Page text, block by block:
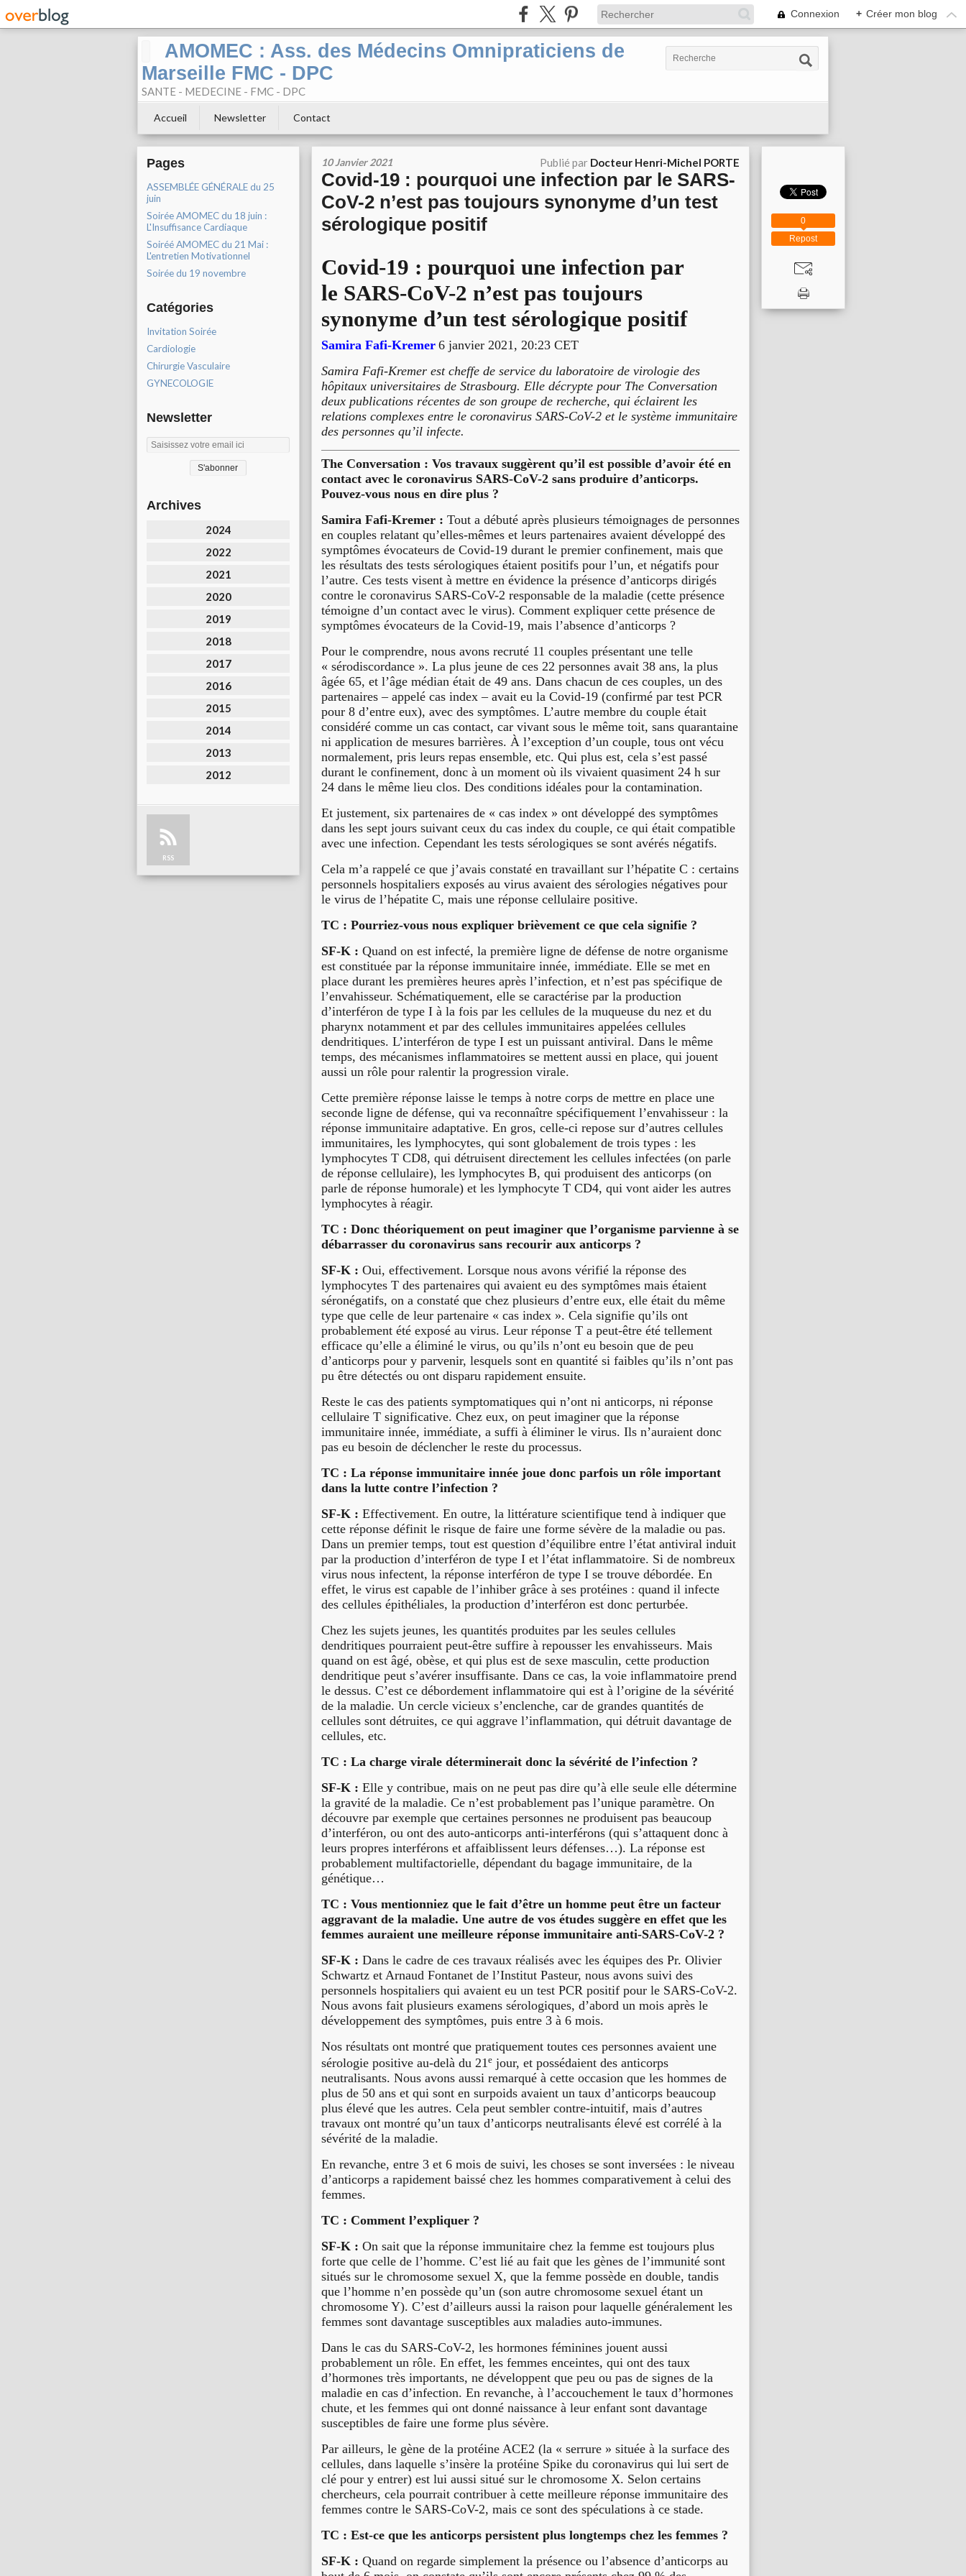
Connexion + Créer mon blog
AMOMEC : Ass. des Médecins Omnipraticiens de
Marseille FMC - DPC
SANTE - MEDECINE - FMC - DPC
Accueil Newsletter Contact
Pages
ASSEMBLÉE GÉNÉRALE du 25
juin
Soirée AMOMEC du 18 juin :
L'Insuffisance Cardiaque
Soiréé AMOMEC du 21 Mai :
L'entretien Motivationnel
Soirée du 19 novembre
Catégories
Invitation Soirée
Cardiologie
Chirurgie Vasculaire
GYNECOLOGIE
Newsletter
Archives
2024
2022
2021
2020
2019
2018
2017
2016
2015
2014
2013
2012
RSS
10 Janvier 2021 Publié par Docteur Henri-Michel PORTE
Covid-19 : pourquoi une infection par le SARS-
CoV-2 n’est pas toujours synonyme d’un test
sérologique positif
Covid-19 : pourquoi une infection par
le SARS-CoV-2 n’est pas toujours
synonyme d’un test sérologique positif
Samira Fafi-Kremer 6 janvier 2021, 20:23 CET
Samira Fafi-Kremer est cheffe de service du laboratoire de virologie des
hôpitaux universitaires de Strasbourg. Elle décrypte pour The Conversation
deux publications récentes de son groupe de recherche, qui éclairent les
relations complexes entre le coronavirus SARS-CoV-2 et le système immunitaire
des personnes qu’il infecte.
The Conversation : Vos travaux suggèrent qu’il est possible d’avoir été en
contact avec le coronavirus SARS-CoV-2 sans produire d’anticorps.
Pouvez-vous nous en dire plus ?
Samira Fafi-Kremer : Tout a débuté après plusieurs témoignages de personnes
en couples relatant qu’elles-mêmes et leurs partenaires avaient développé des
symptômes évocateurs de Covid-19 durant le premier confinement, mais que
les résultats des tests sérologiques étaient positifs pour l’un, et négatifs pour
l’autre. Ces tests visent à mettre en évidence la présence d’anticorps dirigés
contre le coronavirus SARS-CoV-2 responsable de la maladie (cette présence
témoigne d’un contact avec le virus). Comment expliquer cette présence de
symptômes évocateurs de la Covid-19, mais l’absence d’anticorps ?
Pour le comprendre, nous avons recruté 11 couples présentant une telle
« sérodiscordance ». La plus jeune de ces 22 personnes avait 38 ans, la plus
âgée 65, et l’âge médian était de 49 ans. Dans chacun de ces couples, un des
partenaires – appelé cas index – avait eu la Covid-19 (confirmé par test PCR
pour 8 d’entre eux), avec des symptômes. L’autre membre du couple était
considéré comme un cas contact, car vivant sous le même toit, sans quarantaine
ni application de mesures barrières. À l’exception d’un couple, tous ont vécu
normalement, pris leurs repas ensemble, etc. Qui plus est, cela s’est passé
durant le confinement, donc à un moment où ils vivaient quasiment 24 h sur
24 dans le même lieu clos. Des conditions idéales pour la contamination.
Et justement, six partenaires de « cas index » ont développé des symptômes
dans les sept jours suivant ceux du cas index du couple, ce qui était compatible
avec une infection. Cependant les tests sérologiques se sont avérés négatifs.
Cela m’a rappelé ce que j’avais constaté en travaillant sur l’hépatite C : certains
personnels hospitaliers exposés au virus avaient des sérologies négatives pour
le virus de l’hépatite C, mais une réponse cellulaire positive.
TC : Pourriez-vous nous expliquer brièvement ce que cela signifie ?
SF-K : Quand on est infecté, la première ligne de défense de notre organisme
est constituée par la réponse immunitaire innée, immédiate. Elle se met en
place durant les premières heures après l’infection, et n’est pas spécifique de
l’envahisseur. Schématiquement, elle se caractérise par la production
d’interféron de type I à la fois par les cellules de la muqueuse du nez et du
pharynx notamment et par des cellules immunitaires appelées cellules
dendritiques. L’interféron de type I est un puissant antiviral. Dans le même
temps, des mécanismes inflammatoires se mettent aussi en place, qui jouent
aussi un rôle pour ralentir la progression virale.
Cette première réponse laisse le temps à notre corps de mettre en place une
seconde ligne de défense, qui va reconnaître spécifiquement l’envahisseur : la
réponse immunitaire adaptative. En gros, celle-ci repose sur d’autres cellules
immunitaires, les lymphocytes, qui sont globalement de trois types : les
lymphocytes T CD8, qui détruisent directement les cellules infectées (on parle
de réponse cellulaire), les lymphocytes B, qui produisent des anticorps (on
parle de réponse humorale) et les lymphocyte T CD4, qui vont aider les autres
lymphocytes à réagir.
TC : Donc théoriquement on peut imaginer que l’organisme parvienne à se
débarrasser du coronavirus sans recourir aux anticorps ?
SF-K : Oui, effectivement. Lorsque nous avons vérifié la réponse des
lymphocytes T des partenaires qui avaient eu des symptômes mais étaient
séronégatifs, on a constaté que chez plusieurs d’entre eux, elle était du même
type que celle de leur partenaire « cas index ». Cela signifie qu’ils ont
probablement été exposé au virus. Leur réponse T a peut-être été tellement
efficace qu’elle a éliminé le virus, ou qu’ils n’ont eu besoin que de peu
d’anticorps pour y parvenir, lesquels sont en quantité si faibles qu’ils n’ont pas
pu être détectés ou ont disparu rapidement ensuite.
Reste le cas des patients symptomatiques qui n’ont ni anticorps, ni réponse
cellulaire T significative. Chez eux, on peut imaginer que la réponse
immunitaire innée, immédiate, a suffi à éliminer le virus. Ils n’auraient donc
pas eu besoin de déclencher le reste du processus.
TC : La réponse immunitaire innée joue donc parfois un rôle important
dans la lutte contre l’infection ?
SF-K : Effectivement. En outre, la littérature scientifique tend à indiquer que
cette réponse définit le risque de faire une forme sévère de la maladie ou pas.
Dans un premier temps, tout est question d’équilibre entre l’état antiviral induit
par la production d’interféron de type I et l’état inflammatoire. Si de nombreux
virus nous infectent, la réponse interféron de type I se trouve débordée. En
effet, le virus est capable de l’inhiber grâce à ses protéines : quand il infecte
des cellules épithéliales, la production d’interféron est donc perturbée.
Chez les sujets jeunes, les quantités produites par les seules cellules
dendritiques pourraient peut-être suffire à repousser les envahisseurs. Mais
quand on est âgé, obèse, et qui plus est de sexe masculin, cette production
dendritique peut s’avérer insuffisante. Dans ce cas, la voie inflammatoire prend
le dessus. C’est ce débordement inflammatoire qui est à l’origine de la sévérité
de la maladie. Un cercle vicieux s’enclenche, car de grandes quantités de
cellules sont détruites, ce qui aggrave l’inflammation, qui détruit davantage de
cellules, etc.
TC : La charge virale déterminerait donc la sévérité de l’infection ?
SF-K : Elle y contribue, mais on ne peut pas dire qu’à elle seule elle détermine
la gravité de la maladie. Ce n’est probablement pas l’unique paramètre. On
découvre par exemple que certaines personnes ne produisent pas beaucoup
d’interféron, ou ont des auto-anticorps anti-interférons (qui s’attaquent donc à
leurs propres interférons et affaiblissent leurs défenses…). La réponse est
probablement multifactorielle, dépendant du bagage immunitaire, de la
génétique…
TC : Vous mentionniez que le fait d’être un homme peut être un facteur
aggravant de la maladie. Une autre de vos études suggère en effet que les
femmes auraient une meilleure réponse immunitaire anti-SARS-CoV-2 ?
SF-K : Dans le cadre de ces travaux réalisés avec les équipes des Pr. Olivier
Schwartz et Arnaud Fontanet de l’Institut Pasteur, nous avons suivi des
personnels hospitaliers qui avaient eu un test PCR positif pour le SARS-CoV-2.
Nous avons fait plusieurs examens sérologiques, d’abord un mois après le
développement des symptômes, puis entre 3 à 6 mois.
Nos résultats ont montré que pratiquement toutes ces personnes avaient une
sérologie positive au-delà du 21e jour, et possédaient des anticorps
neutralisants. Nous avons aussi remarqué à cette occasion que les hommes de
plus de 50 ans et qui sont en surpoids avaient un taux d’anticorps beaucoup
plus élevé que les autres. Cela peut sembler contre-intuitif, mais d’autres
travaux ont montré qu’un taux d’anticorps neutralisants élevé est corrélé à la
sévérité de la maladie.
En revanche, entre 3 et 6 mois de suivi, les choses se sont inversées : le niveau
d’anticorps a rapidement baissé chez les hommes comparativement à celui des
femmes.
TC : Comment l’expliquer ?
SF-K : On sait que la réponse immunitaire chez la femme est toujours plus
forte que celle de l’homme. C’est lié au fait que les gènes de l’immunité sont
situés sur le chromosome sexuel X, que la femme possède en double, tandis
que l’homme n’en possède qu’un (son autre chromosome sexuel étant un
chromosome Y). C’est d’ailleurs aussi la raison pour laquelle généralement les
femmes sont davantage susceptibles aux maladies auto-immunes.
Dans le cas du SARS-CoV-2, les hormones féminines jouent aussi
probablement un rôle. En effet, les femmes enceintes, qui ont des taux
d’hormones très importants, ne développent que peu ou pas de signes de la
maladie en cas d’infection. En revanche, à l’accouchement le taux d’hormones
chute, et les femmes qui ont donné naissance à leur enfant sont davantage
susceptibles de faire une forme plus sévère.
Par ailleurs, le gène de la protéine ACE2 (la « serrure » située à la surface des
cellules, dans laquelle s’insère la protéine Spike du coronavirus qui lui sert de
clé pour y entrer) est lui aussi situé sur le chromosome X. Selon certains
chercheurs, cela pourrait contribuer à cette meilleure réponse immunitaire des
femmes contre le SARS-CoV-2, mais ce sont des spéculations à ce stade.
TC : Est-ce que les anticorps persistent plus longtemps chez les femmes ?
SF-K : Quand on regarde simplement la présence ou l’absence d’anticorps au
Repost
0